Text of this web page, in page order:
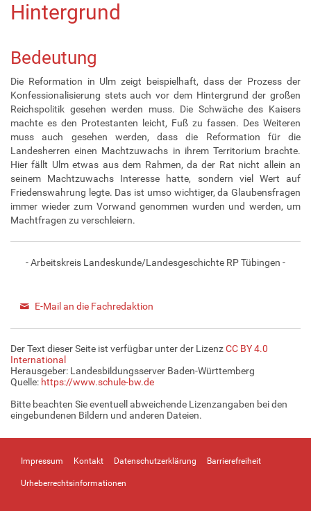
Hintergrund
Bedeutung
Die Reformation in Ulm zeigt beispielhaft, dass der Prozess der
Konfessionalisierung stets auch vor dem Hintergrund der großen
Reichspolitik gesehen werden muss. Die Schwäche des Kaisers
machte es den Protestanten leicht, Fuß zu fassen. Des Weiteren
muss auch gesehen werden, dass die Reformation für die
Landesherren einen Machtzuwachs in ihrem Territorium brachte.
Hier fällt Ulm etwas aus dem Rahmen, da der Rat nicht allein an
seinem Machtzuwachs Interesse hatte, sondern viel Wert auf
Friedenswahrung legte. Das ist umso wichtiger, da Glaubensfragen
immer wieder zum Vorwand genommen wurden und werden, um
Machtfragen zu verschleiern.
- Arbeitskreis Landeskunde/Landesgeschichte RP Tübingen -
E-Mail an die Fachredaktion
Der Text dieser Seite ist verfügbar unter der LizenzCC BY 4.0
International
Herausgeber: Landesbildungsserver Baden-Württemberg
Quelle: https://www.schule-bw.de
Bitte beachten Sie eventuell abweichende Lizenzangaben bei den
eingebundenen Bildern und anderen Dateien.
Impressum Kontakt Datenschutzerklärung Barrierefreiheit
Urheberrechtsinformationen